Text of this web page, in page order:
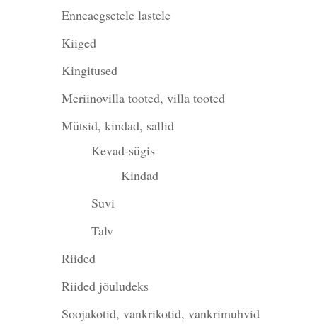
Enneaegsetele lastele
Kiiged
Kingitused
Meriinovilla tooted, villa tooted
Mütsid, kindad, sallid
Kevad-sügis
Kindad
Suvi
Talv
Riided
Riided jõuludeks
Soojakotid, vankrikotid, vankrimuhvid